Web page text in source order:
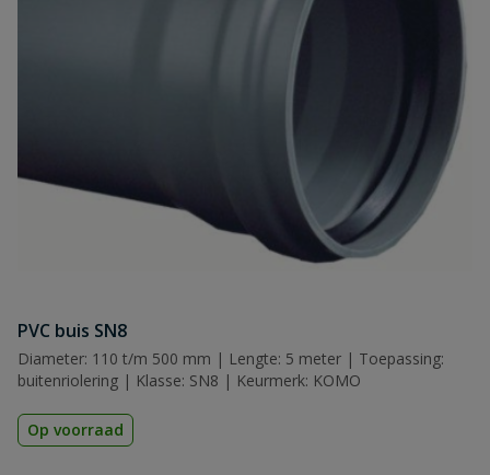
PVC buis SN8
Diameter: 110 t/m 500 mm | Lengte: 5 meter | Toepassing:
buitenriolering | Klasse: SN8 | Keurmerk: KOMO
Op voorraad